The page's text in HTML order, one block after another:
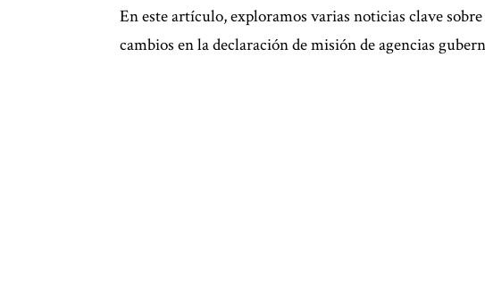
En este artículo, exploramos varias noticias clave
cambios en la declaración de misión de agencias